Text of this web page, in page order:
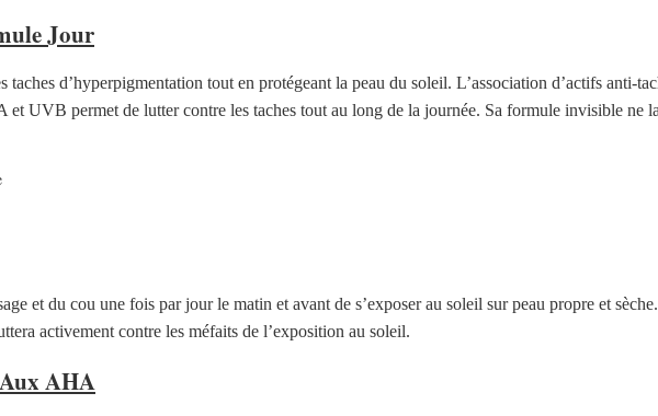
Jour
d’hyperpigmentation tout en protégeant la peau du soleil. L’association d’actifs anti-
UVB permet de lutter contre les taches tout au long de la journée. Sa formule invisible ne
et du cou une fois par jour le matin et avant de s’exposer au soleil sur peau propre et
activement contre les méfaits de l’exposition au soleil.
AHA